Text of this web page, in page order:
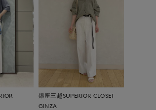
銀座三越SUPERIOR CLOSET
GINZA